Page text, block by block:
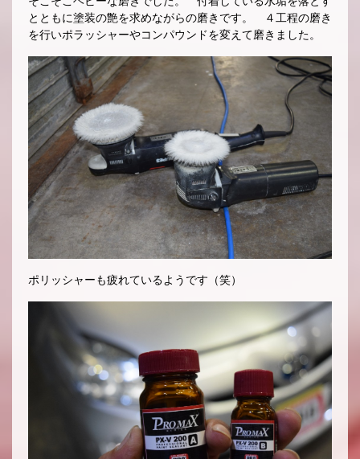
とともに塗装の艶を求めながらの磨きです。 ４工程の磨き
を行いポラッシャーやコンパウンドを変えて磨きました。
ポリッシャーも疲れているようです（笑）